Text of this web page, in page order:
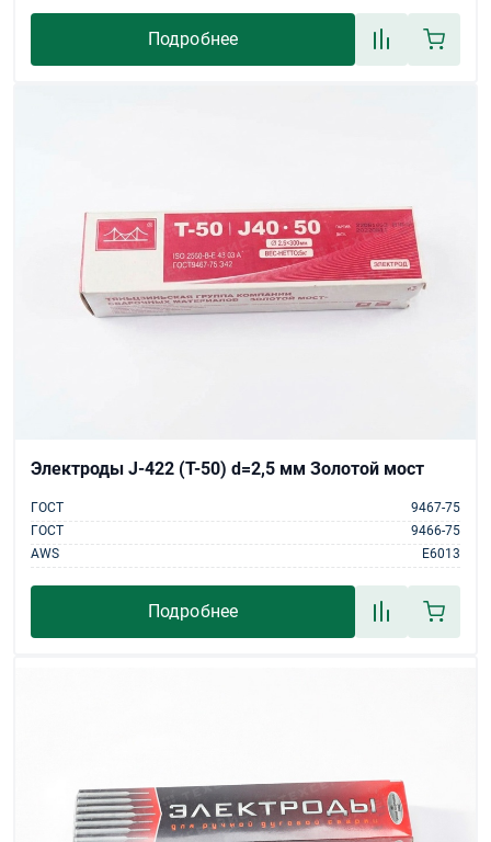
Подробнее
Электроды J-422 (Т-50) d=2,5 мм Золотой мост
ГОСТ
9467-75
ГОСТ
9466-75
AWS
E6013
Подробнее